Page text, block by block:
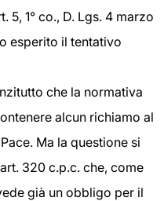
1° co., D. Lgs. 4 marzo
esperito il tentativo
che la normativa
alcun richiamo al
Ma la questione si
320 c.p.c. che, come
già un obbligo per il